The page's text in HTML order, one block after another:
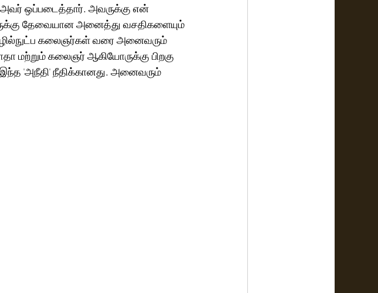
ஒப்படைத்தார். அவருக்கு என்
தேவையான அனைத்து வசதிகளையும்
கலைஞர்கள் வரை அனைவரும்
மற்றும் கலைஞர் ஆகியோருக்கு பிறகு
'அநீதி' நீதிக்கானது. அனைவரும்